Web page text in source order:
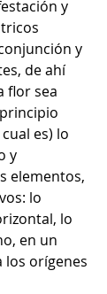
y
y
de ahí
flor sea
es) lo
y
elementos,
lo
lo
en un
los orígenes